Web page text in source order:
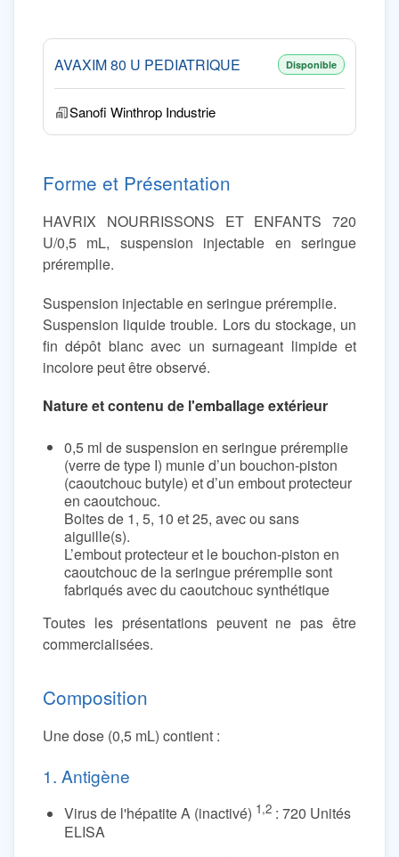
AVAXIM 80 U PEDIATRIQUE
Sanofi Winthrop Industrie
Disponible
Forme et Présentation
HAVRIX NOURRISSONS ET ENFANTS 720
U/0,5 mL, suspension injectable en seringue
préremplie.
Suspension injectable en seringue préremplie.
Suspension liquide trouble. Lors du stockage, un
fin dépôt blanc avec un surnageant limpide et
incolore peut être observé.
Nature et contenu de l'emballage extérieur
0,5 ml de suspension en seringue préremplie
(verre de type I) munie d’un bouchon-piston
(caoutchouc butyle) et d’un embout protecteur
en caoutchouc.
Boites de 1, 5, 10 et 25, avec ou sans
aiguille(s).
L’embout protecteur et le bouchon-piston en
caoutchouc de la seringue préremplie sont
fabriqués avec du caoutchouc synthétique
Toutes les présentations peuvent ne pas être
commercialisées.
Composition
Une dose (0,5 mL) contient :
1. Antigène
Virus de l'hépatite A (inactivé) 1,2 : 720 Unités
ELISA